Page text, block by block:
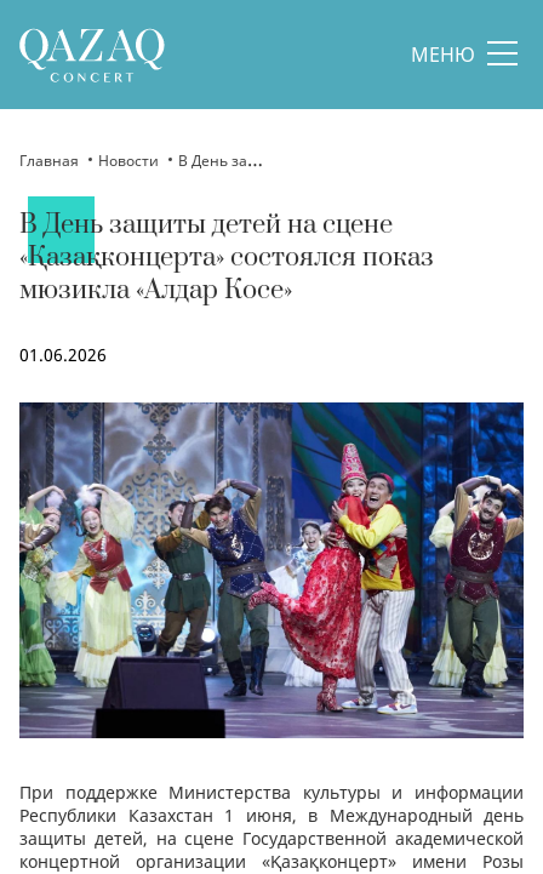
МЕНЮ
Главная Новости В День защиты детей на сцене «Қазақконцерта» состоялся показ мюзикла «Алдар Косе»
В День защиты детей на сцене
«Қазақконцерта» состоялся показ
мюзикла «Алдар Косе»
01.06.2026
При поддержке Министерства культуры и информации
Республики Казахстан 1 июня, в Международный день
защиты детей, на сцене Государственной академической
концертной организации «Қазақконцерт» имени Розы